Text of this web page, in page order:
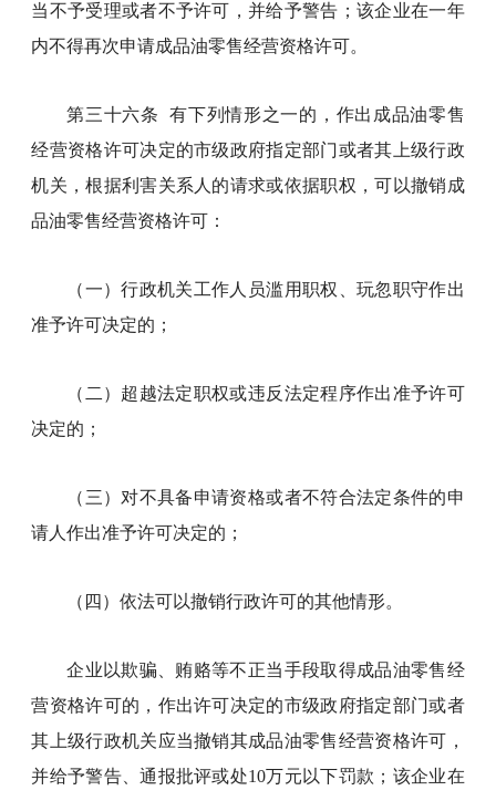
当不予受理或者不予许可，并给予警告；该企业在一年
内不得再次申请成品油零售经营资格许可。
第三十六条 有下列情形之一的，作出成品油零售
经营资格许可决定的市级政府指定部门或者其上级行政
机关，根据利害关系人的请求或依据职权，可以撤销成
品油零售经营资格许可：
（一）行政机关工作人员滥用职权、玩忽职守作出
准予许可决定的；
（二）超越法定职权或违反法定程序作出准予许可
决定的；
（三）对不具备申请资格或者不符合法定条件的申
请人作出准予许可决定的；
（四）依法可以撤销行政许可的其他情形。
企业以欺骗、贿赂等不正当手段取得成品油零售经
营资格许可的，作出许可决定的市级政府指定部门或者
其上级行政机关应当撤销其成品油零售经营资格许可，
并给予警告、通报批评或处10万元以下罚款；该企业在